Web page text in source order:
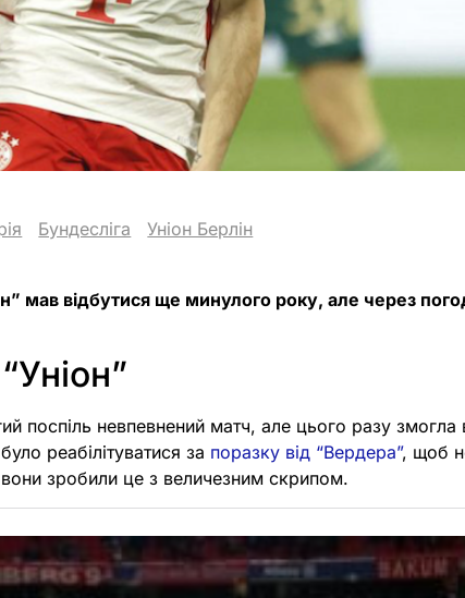
Бундесліга Уніон Берлін
мав відбутися ще минулого року, але через
поспіль невпевнений матч, але цього разу
реабілітуватися за поразку від “Вердера”, щоб
вони зробили це з величезним скрипом.